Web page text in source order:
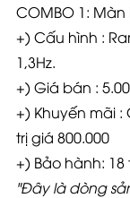
COMBO 1: Màn
+) Cấu hình :
1,3Hz.
+) Giá bán :
+) Khuyến mãi
trị giá 800.000
+) Bảo hành:
"Đây là dòng